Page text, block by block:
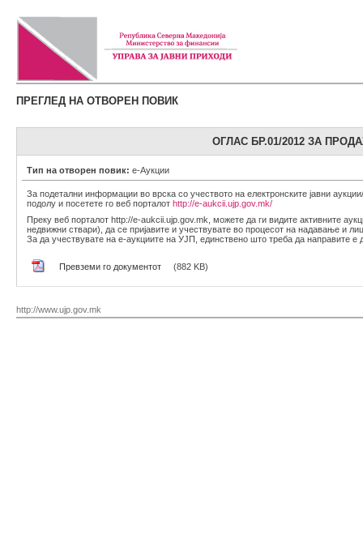
ПРЕГЛЕД НА ОТВОРЕН ПОВИК
ОГЛАС БР.01/2012 ЗА
Тип на отворен повик: е-Аукции
За подетални информации во врска со учеството на електронските јавни
подолу и посетете го веб порталот http://e-aukcii.ujp.gov.mk/
Преку веб порталот http://e-aukcii.ujp.gov.mk, можете да ги видите активните
недвижни ствари), да се пријавите и учествувате во процесот на надавање и
За да учествувате на е-аукциите на УЈП, единствено што треба да направите
Превземи го документот (882 KB)
http://www.ujp.gov.mk